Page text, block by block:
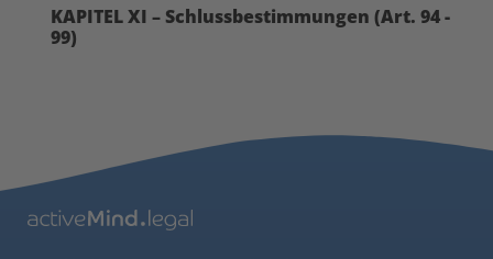
KAPITEL XI – Schlussbestimmungen (Art. 94 -
99)